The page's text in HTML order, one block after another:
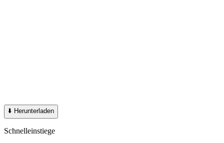
⬇️ Herunterladen
Schnelleinstiege